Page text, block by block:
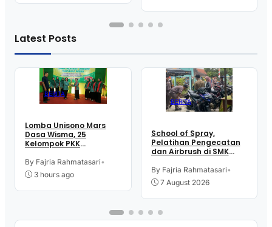
Latest Posts
BERITA
Lomba Unisono Mars
Dasa Wisma, 25
Kelompok PKK
Purworejo Adu
Kekompakan
By Fajria Rahmatasari•
3 hours ago
BERITA
School of Spray,
Pelatihan Pengecatan
dan Airbrush di SMK
Kutoarjo
By Fajria Rahmatasari•
7 August 2026